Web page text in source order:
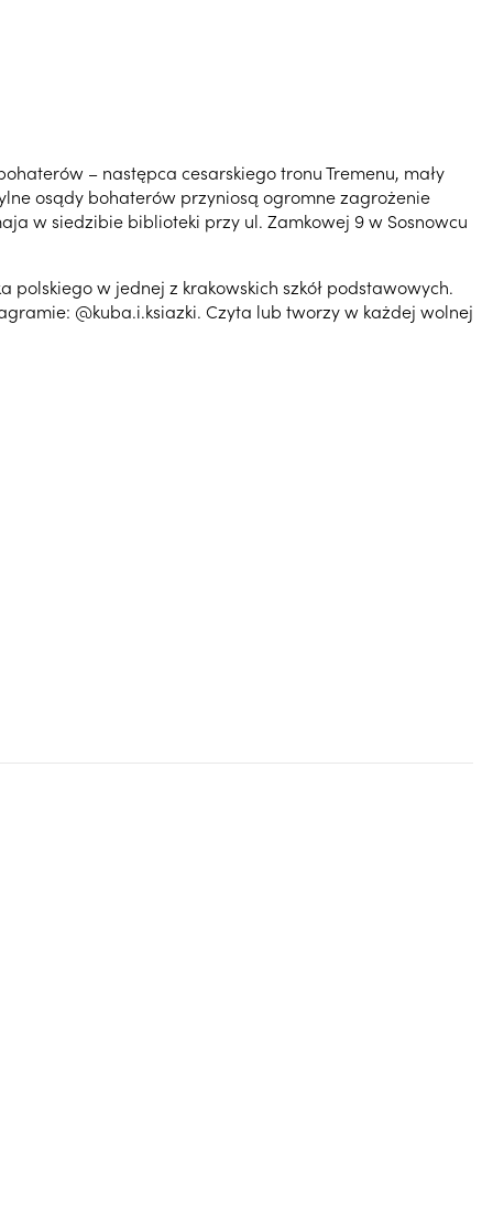
– następca cesarskiego tronu Tremenu, mały
osądy bohaterów przyniosą ogromne zagrożenie
w siedzibie biblioteki przy ul. Zamkowej 9 w Sosnowcu
polskiego w jednej z krakowskich szkół podstawowych.
@kuba.i.ksiazki. Czyta lub tworzy w każdej wolnej